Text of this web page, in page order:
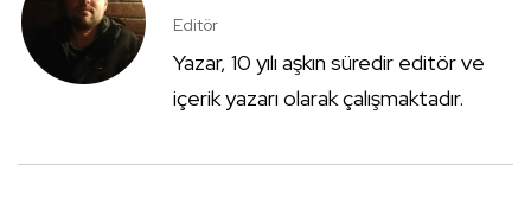
Editör
Yazar, 10 yılı aşkın süredir editör ve
içerik yazarı olarak çalışmaktadır.